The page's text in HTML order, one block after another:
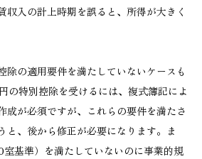
収入の計上時期を誤ると、所得が大きく
除の適用要件を満たしていないケースも
の特別控除を受けるには、複式簿記によ
成が必須ですが、これらの要件を満たさ
と、後から修正が必要になります。ま
室基準）を満たしていないのに事業的規